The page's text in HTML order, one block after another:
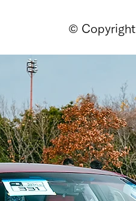
© Copyright